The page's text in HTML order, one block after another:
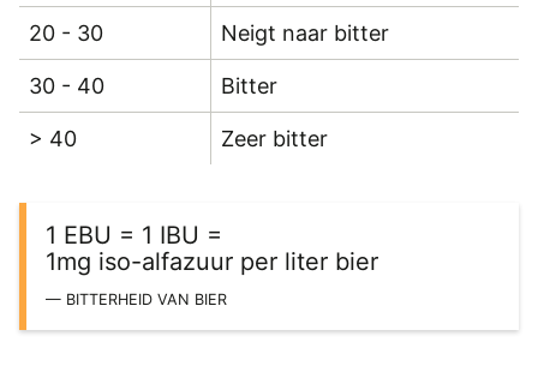
LINKS
20 - 30 Neigt naar bitter
30 - 40 Bitter
> 40 Zeer bitter
1 EBU = 1 IBU =
1mg iso-alfazuur per liter bier
BITTERHEID VAN BIER